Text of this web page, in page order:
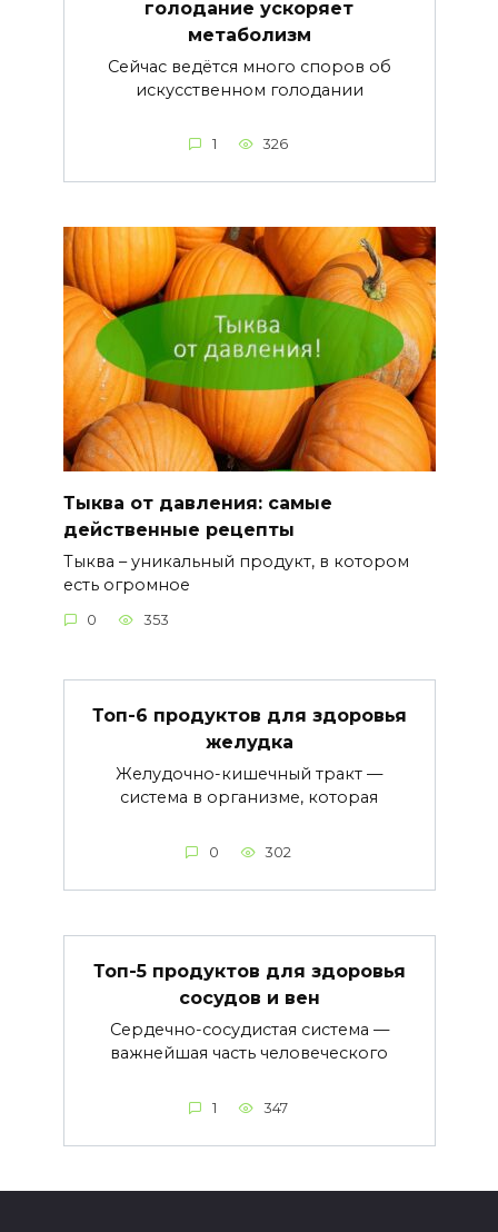
голодание ускоряет
метаболизм
Сейчас ведётся много споров об
искусственном голодании
1 326
Тыква от давления: самые
действенные рецепты
Тыква – уникальный продукт, в котором
есть огромное
0 353
Топ-6 продуктов для здоровья
желудка
Желудочно-кишечный тракт —
система в организме, которая
0 302
Топ-5 продуктов для здоровья
сосудов и вен
Сердечно-сосудистая система —
важнейшая часть человеческого
1 347